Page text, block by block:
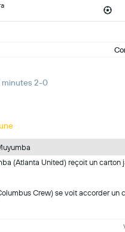
minutes 2-0
(Atlanta United) reçoit un carton
Crew) se voit accorder